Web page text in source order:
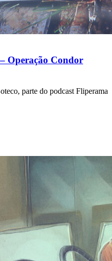
Operação Condor
parte do podcast Fliperama